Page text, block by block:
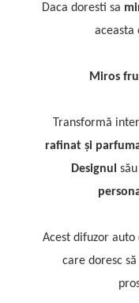
Daca doresti sa
aceasta
Miros
Transformă
rafinat și
Designul său
Acest difuzor auto
care doresc